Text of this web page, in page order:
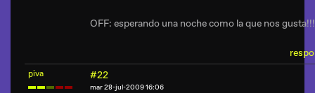
OFF: esperando una noche como la que nos
piva #22
mar 28-jul-2009 16:06